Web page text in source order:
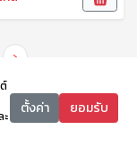
›
ตั้งค่า ยอมรับ